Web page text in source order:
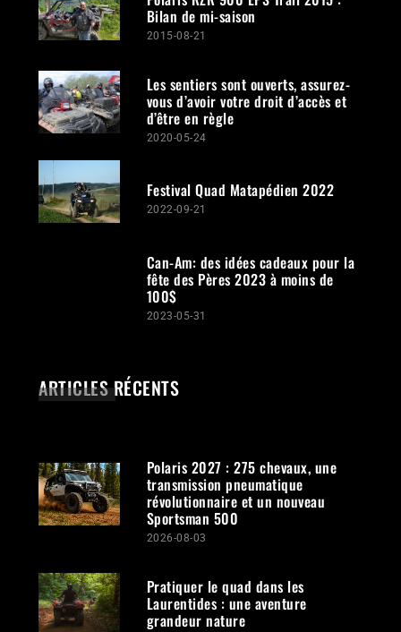
Bilan de mi-saison
2015-08-21
Les sentiers sont ouverts, assurez-
vous d’avoir votre droit d’accès et
d’être en règle
2020-05-24
Festival Quad Matapédien 2022
2022-09-21
Can-Am: des idées cadeaux pour la
fête des Pères 2023 à moins de
100$
2023-05-31
ARTICLES RÉCENTS
Polaris 2027 : 275 chevaux, une
transmission pneumatique
révolutionnaire et un nouveau
Sportsman 500
2026-08-03
Pratiquer le quad dans les
Laurentides : une aventure
grandeur nature